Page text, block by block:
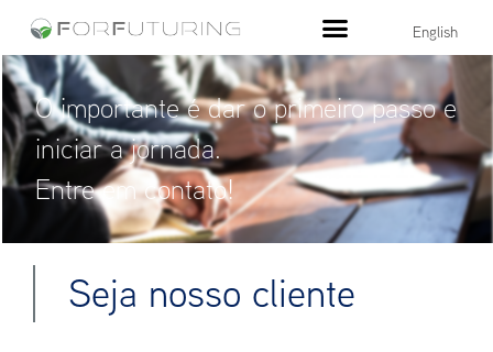
English
O importante é dar o primeiro passo e
iniciar a jornada.
Entre em contato!
Seja nosso cliente